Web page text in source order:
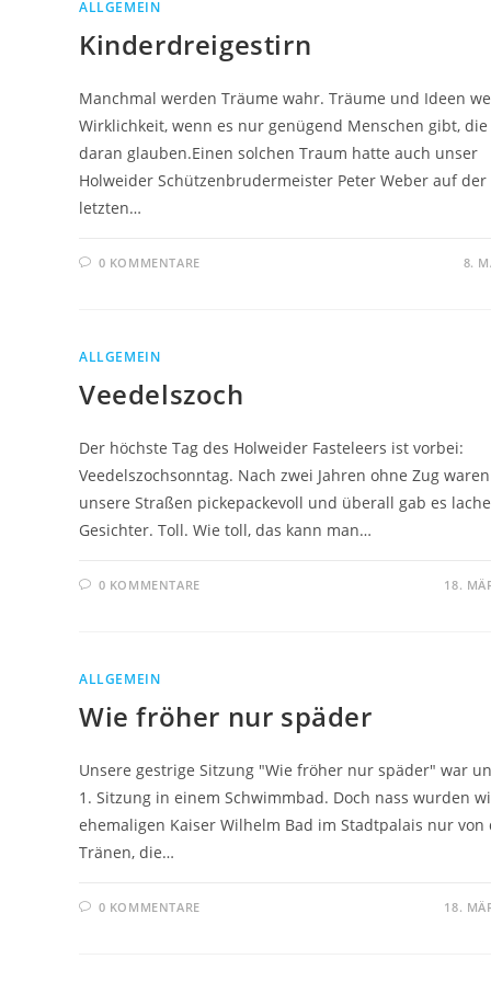
ALLGEMEIN
Kinderdreigestirn
Manchmal werden Träume wahr. Träume und Ideen
Wirklichkeit, wenn es nur genügend Menschen gibt, die
daran glauben.Einen solchen Traum hatte auch unser
Holweider Schützenbrudermeister Peter Weber auf der
letzten…
0 KOMMENTARE 8.
ALLGEMEIN
Veedelszoch
Der höchste Tag des Holweider Fasteleers ist vorbei:
Veedelszochsonntag. Nach zwei Jahren ohne Zug waren
unsere Straßen pickepackevoll und überall gab es
Gesichter. Toll. Wie toll, das kann man…
0 KOMMENTARE 18.
ALLGEMEIN
Wie fröher nur späder
Unsere gestrige Sitzung "Wie fröher nur späder" war
1. Sitzung in einem Schwimmbad. Doch nass wurden
ehemaligen Kaiser Wilhelm Bad im Stadtpalais nur von
Tränen, die…
0 KOMMENTARE 18.